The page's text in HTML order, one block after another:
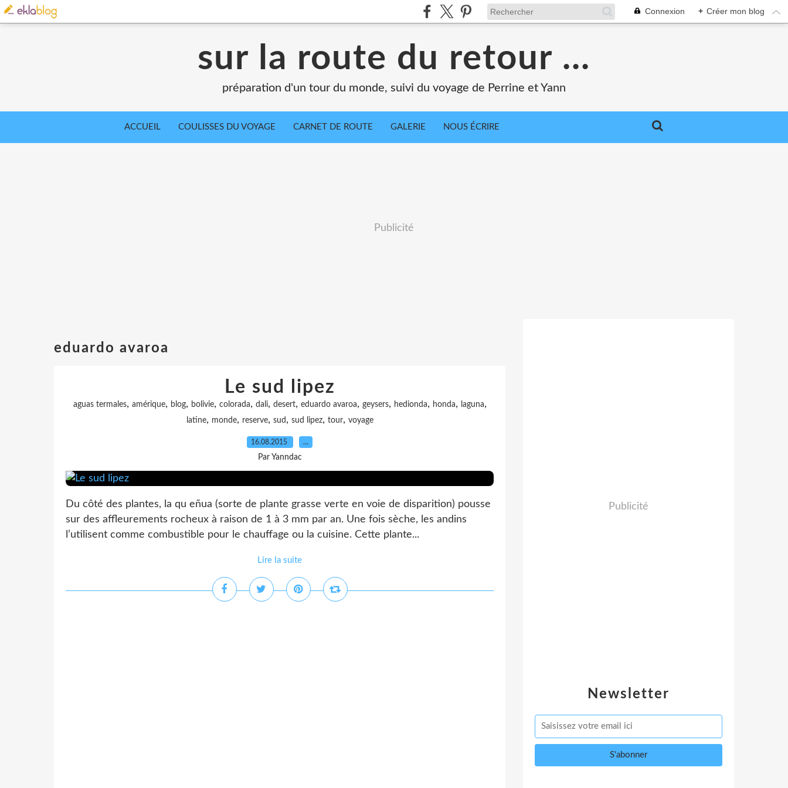
Connexion + Créer mon blog
sur la route du retour ...
préparation d'un tour du monde, suivi du voyage de Perrine et Yann
ACCUEIL COULISSES DU VOYAGE CARNET DE ROUTE GALERIE NOUS ÉCRIRE
Publicité
eduardo avaroa
Le sud lipez
aguas termales, amérique, blog, bolivie, colorada, dali, desert, eduardo avaroa, geysers, hedionda, honda, laguna,
latine, monde, reserve, sud , sud lipez, tour, voyage
16.08.2015 …
Par Yanndac
Du côté des plantes, la qu eñua (sorte de plante grasse verte en voie de disparition) pousse
sur des affleurements rocheux à raison de 1 à 3 mm par an. Une fois sèche, les andins
l’utilisent comme combustible pour le chauffage ou la cuisine. Cette plante...
Lire la suite
Newsletter
Publicité